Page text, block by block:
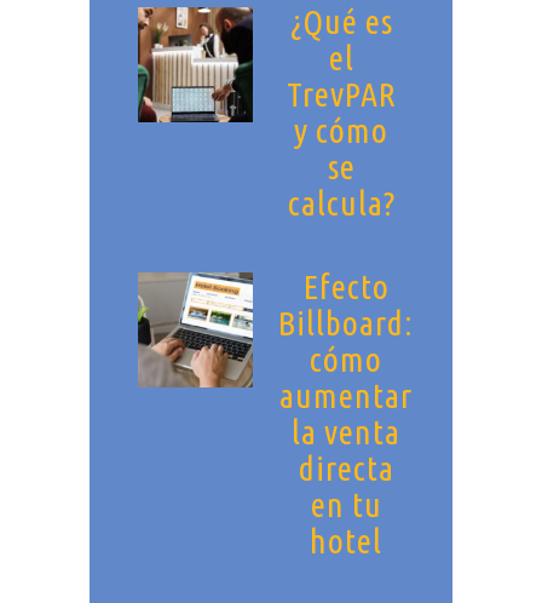
¿Qué es
el
TrevPAR
y cómo
se
calcula?
Efecto
Billboard:
cómo
aumentar
la venta
directa
en tu
hotel